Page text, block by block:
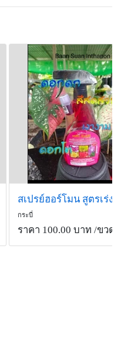
กระบี่
ราคา 100.00 บาท /ขวด